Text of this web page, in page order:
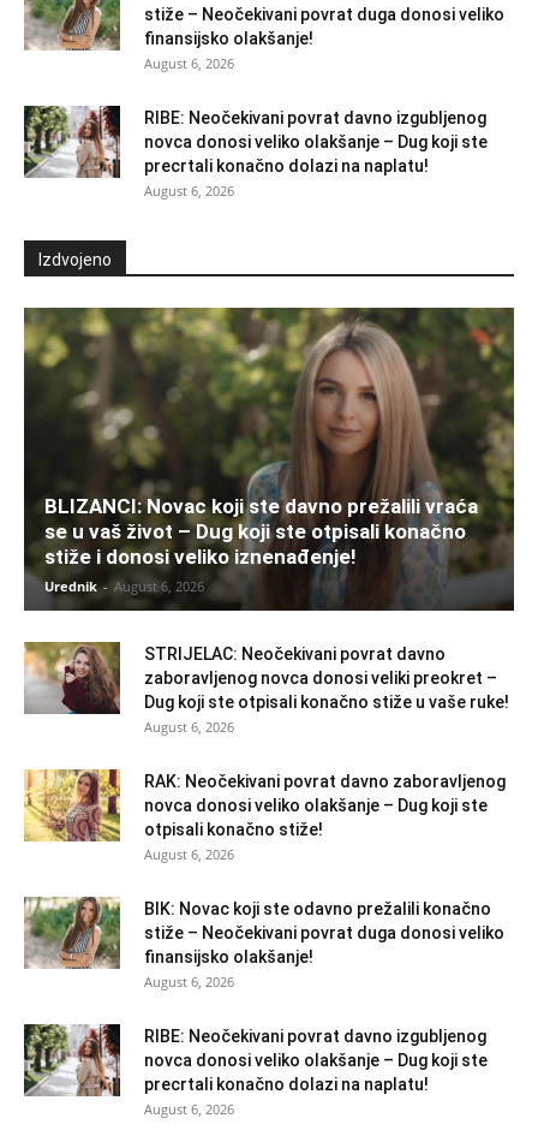
stiže – Neočekivani povrat duga donosi veliko
finansijsko olakšanje!
August 6, 2026
RIBE: Neočekivani povrat davno izgubljenog
novca donosi veliko olakšanje – Dug koji ste
precrtali konačno dolazi na naplatu!
August 6, 2026
Izdvojeno
BLIZANCI: Novac koji ste davno prežalili vraća
se u vaš život – Dug koji ste otpisali konačno
stiže i donosi veliko iznenađenje!
Urednik - August 6, 2026
STRIJELAC: Neočekivani povrat davno
zaboravljenog novca donosi veliki preokret –
Dug koji ste otpisali konačno stiže u vaše ruke!
August 6, 2026
RAK: Neočekivani povrat davno zaboravljenog
novca donosi veliko olakšanje – Dug koji ste
otpisali konačno stiže!
August 6, 2026
BIK: Novac koji ste odavno prežalili konačno
stiže – Neočekivani povrat duga donosi veliko
finansijsko olakšanje!
August 6, 2026
RIBE: Neočekivani povrat davno izgubljenog
novca donosi veliko olakšanje – Dug koji ste
precrtali konačno dolazi na naplatu!
August 6, 2026